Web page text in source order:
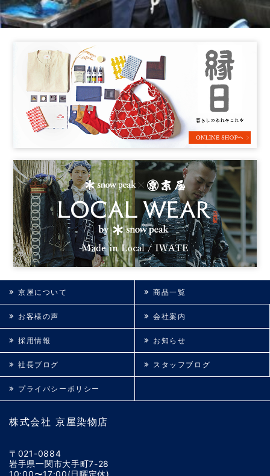
株式会社 京屋染物店
〒021-0884
岩手県一関市大手町7-28
10:00〜17:00(日曜定休)
京屋について 商品一覧
お客様の声 会社案内
採用情報 お知らせ
社長ブログ スタッフブログ
プライバシーポリシー